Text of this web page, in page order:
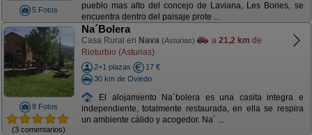
5 Fotos
pueblo mas alto del concejo de Laviana, Les Bories, se
encuentra dentro del paisaje prote ...
8 Fotos
(3 comentarios)
Na´Bolera
Casa Rural en Nava (Asturias) a 21,2 km de
Rioturbio (Asturias)
2+1 plazas
17 €
30 km de Oviedo
El alojamiento Na´bolera es una casita integra e
independiente, totalmente restaurada, en ella se respira
un ambiente cálido y acogedor. Na´ ...